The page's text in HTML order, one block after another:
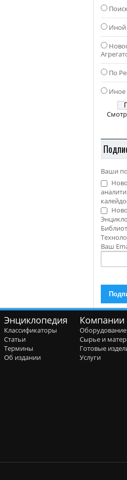
Иной
По
Иное
Ваши
Ваш
Энциклопедия
Классификаторы
Статьи
Термины
Об издании
Компании
Оборудование
Сырье и
Готовые
Услуги